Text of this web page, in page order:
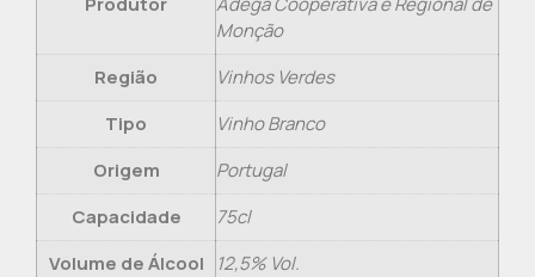
Monção
Região
Vinhos Verdes
Tipo
Vinho Branco
Origem
Portugal
Capacidade
75cl
Volume de Álcool
12,5% Vol.